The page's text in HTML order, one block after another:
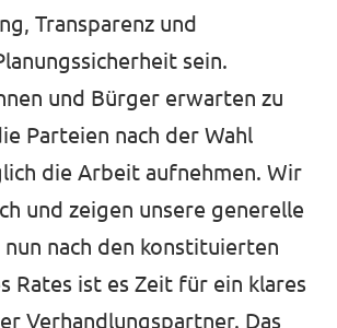
Transparenz und
sein.
und Bürger erwarten zu
Parteien nach der Wahl
die Arbeit aufnehmen. Wir
und zeigen unsere generelle
nach den konstituierten
Rates ist es Zeit für ein klares
Verhandlungspartner. Das